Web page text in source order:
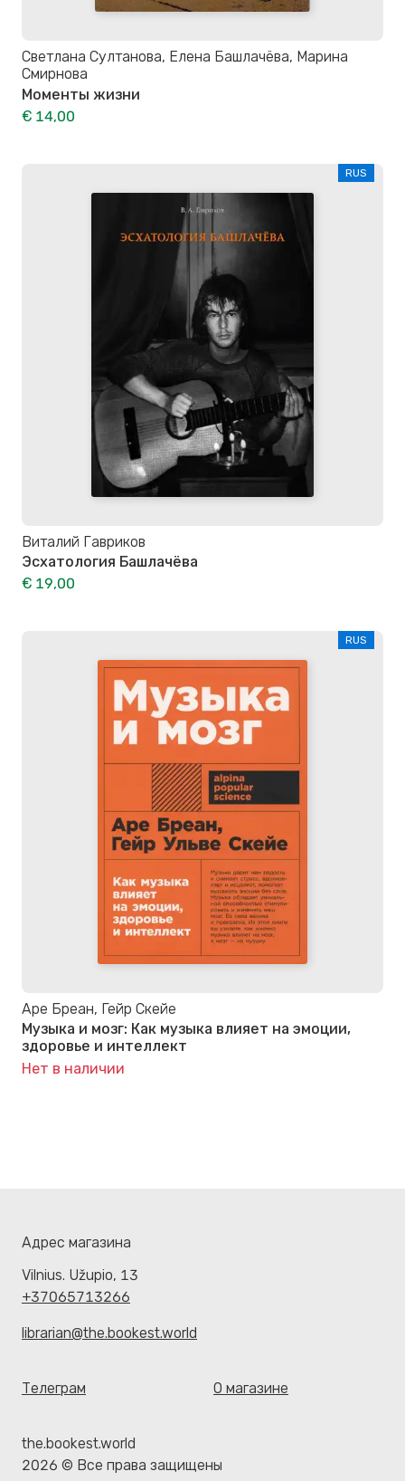
Светлана Султанова, Елена Башлачёва, Марина
Смирнова
Моменты жизни
€ 14,00
RUS
Виталий Гавриков
Эсхатология Башлачёва
€ 19,00
RUS
Аре Бреан, Гейр Скейе
Музыка и мозг: Как музыка влияет на эмоции,
здоровье и интеллект
Нет в наличии
Адрес магазина
Vilnius. Užupio, 13
+37065713266
librarian@the.bookest.world
Телеграм О магазине
the.bookest.world
2026 © Все права защищены